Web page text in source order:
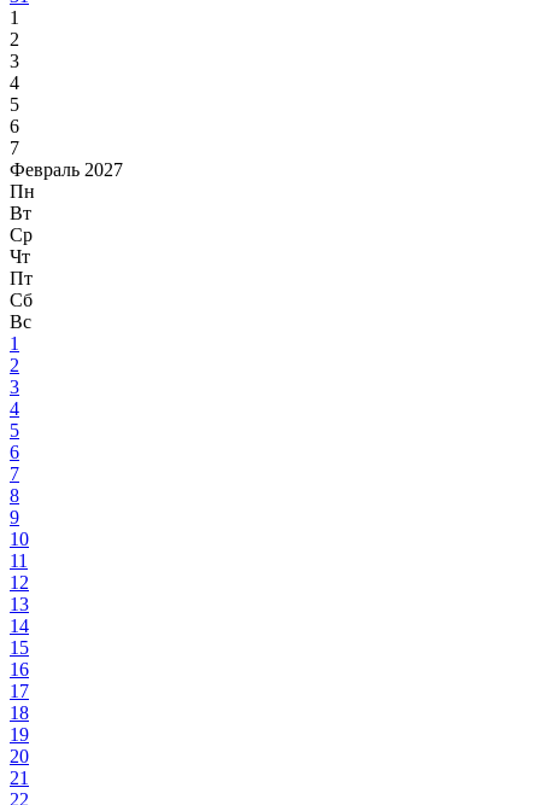
1
2
3
4
5
6
7
Февраль 2027
Пн
Вт
Ср
Чт
Пт
Сб
Вс
1
2
3
4
5
6
7
8
9
10
11
12
13
14
15
16
17
18
19
20
21
22